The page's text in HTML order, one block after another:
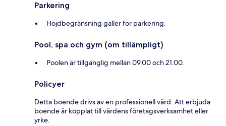
Parkering
Höjdbegränsning gäller för parkering.
Pool, spa och gym (om tillämpligt)
Poolen är tillgänglig mellan 09.00 och 21.00.
Policyer
Detta boende drivs av en professionell värd. Att erbjuda
boende är kopplat till värdens företagsverksamhet eller
yrke.